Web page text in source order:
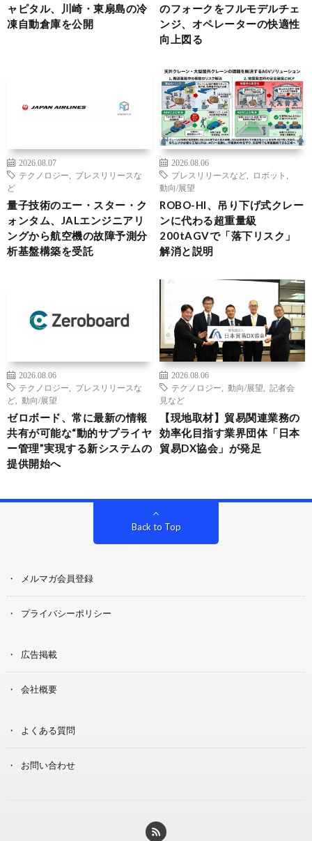
ャピタル、川崎・東扇島の冷
凍自動倉庫を公開
のフォークをフルモデルチェ
ンジ、オペレーターの快適性
向上図る
2026.08.07
テクノロジー
プレスリリースな
ど
量子技術のエー・スター・ク
ォンタム、JALエンジニアリ
ングから航空機の故障予測分
析基盤構築を受託
2026.08.06
プレスリリースなど
ロボット
動向/展望
ROBO-HI、吊り下げ式クレー
ンに代わる超重量級
200tAGVで「落下リスク」
解消と説明
2026.08.06
テクノロジー
プレスリリースな
ど
動向/展望
ゼロボード、常に最新の情報
共有が可能な“動的サプライヤ
ー管理”実現する新システムの
提供開始へ
2026.08.06
テクノロジー
動向/展望
記者会
見など
【現地取材】貿易関連業務の
効率化目指す業界団体「日本
貿易DX協会」が発足
Back to Top
メルマガ会員登録
プライバシーポリシー
広告掲載
会社概要
よくある質問
お問い合わせ